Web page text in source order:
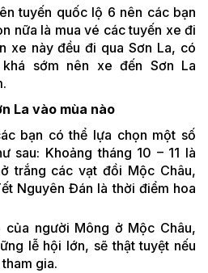
tuyến quốc lộ 6 nên các bạn
nữa là mua vé các tuyến xe đi
xe này đều đi qua Sơn La, có
sớm nên xe đến Sơn La
La vào mùa nào
bạn có thể lựa chọn một số
sau: Khoảng tháng 10 – 11 là
trắng các vạt đồi Mộc Châu,
Nguyên Đán là thời điểm hoa
người Mông ở Mộc Châu,
lễ hội lớn, sẽ thật tuyệt nếu
gia.